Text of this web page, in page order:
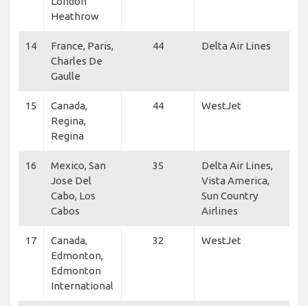
Heathrow
14
France, Paris,
Charles De
Gaulle
44 Delta Air Lines
15
Canada,
Regina,
Regina
44 WestJet
16
Mexico, San
Jose Del
Cabo, Los
Cabos
35
Delta Air Lines,
Vista America,
Sun Country
Airlines
17
Canada,
Edmonton,
Edmonton
International
32 WestJet